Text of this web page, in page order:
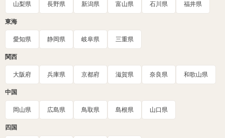
山梨県 長野県 新潟県 富山県 石川県 福井県
東海
愛知県 静岡県 岐阜県 三重県
関西
大阪府 兵庫県 京都府 滋賀県 奈良県 和歌山県
中国
岡山県 広島県 鳥取県 島根県 山口県
四国